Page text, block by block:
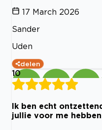
17 March 2026
Sander
Uden
delen
10
Ik ben echt
jullie voor me